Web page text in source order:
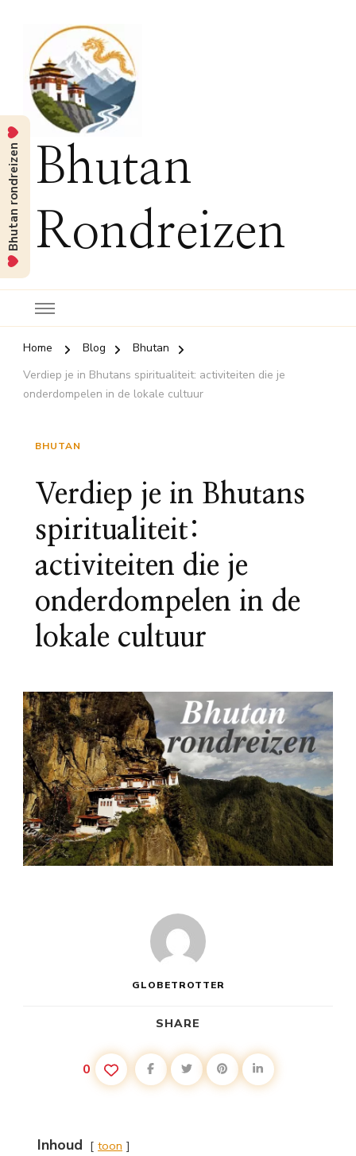
Bhutan
Rondreizen
Home Blog
Bhutan
Verdiep je in Bhutans spiritualiteit: activiteiten die je
onderdompelen in de lokale cultuur
BHUTAN
Verdiep je in Bhutans
spiritualiteit:
activiteiten die je
onderdompelen in de
lokale cultuur
GLOBETROTTER
SHARE
0
Inhoud toon
Bhutan rondreizen